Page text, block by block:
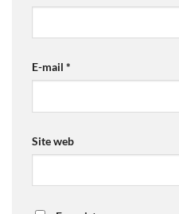
E-mail *
Site web